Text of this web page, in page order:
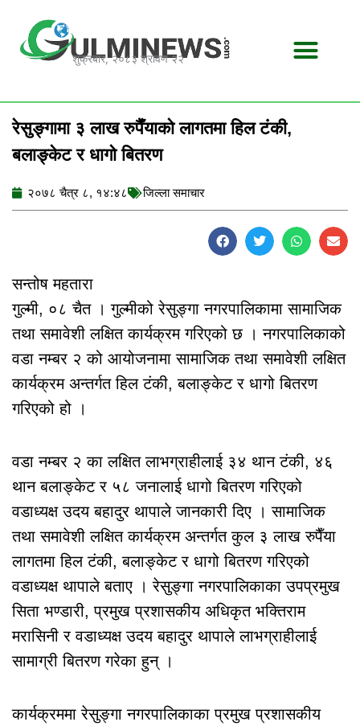
content
शुक्रबार, २०८३ श्रावण २२
रेसुङ्गामा ३ लाख रुपैँयाको लागतमा हिल टंकी,
बलाङ्केट र धागो बितरण
२०७८ चैत्र ८, १४:४८ जिल्ला समाचार
सन्तोष महतारा
गुल्मी, ०८ चैत । गुल्मीको रेसुङ्गा नगरपालिकामा सामाजिक
तथा समावेशी लक्षित कार्यक्रम गरिएको छ । नगरपालिकाको
वडा नम्बर २ को आयोजनामा सामाजिक तथा समावेशी लक्षित
कार्यक्रम अन्तर्गत हिल टंकी, बलाङ्केट र धागो बितरण
गरिएको हो ।
वडा नम्बर २ का लक्षित लाभग्राहीलाई ३४ थान टंकी, ४६
थान बलाङ्केट र ५८ जनालाई धागो बितरण गरिएको
वडाध्यक्ष उदय बहादुर थापाले जानकारी दिए । सामाजिक
तथा समावेशी लक्षित कार्यक्रम अन्तर्गत कुल ३ लाख रुपैँया
लागतमा हिल टंकी, बलाङ्केट र धागो बितरण गरिएको
वडाध्यक्ष थापाले बताए । रेसुङ्गा नगरपालिकाका उपप्रमुख
सिता भण्डारी, प्रमुख प्रशासकीय अधिकृत भक्तिराम
मरासिनी र वडाध्यक्ष उदय बहादुर थापाले लाभग्राहीलाई
सामाग्री बितरण गरेका हुन् ।
कार्यक्रममा रेसुङ्गा नगरपालिकाका प्रमुख प्रशासकीय